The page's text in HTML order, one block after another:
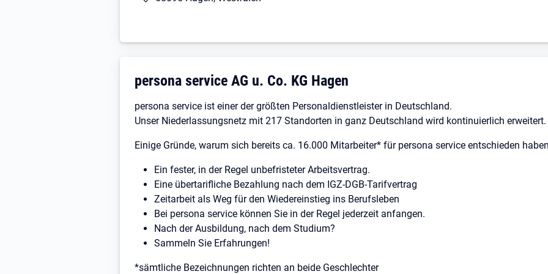
idealerweise hast du Erfahrung im Lackieren von Behältern oder in der industriellen
Teamfähigkeit und eine tatkräftige Arbeitsweise sprechen für dich
eine gültige Arbeitserlaubnis rundet dein Profil ab
Jetzt bewerben!
Ob Industrie, wie Chemie, Pharmazie, Elektro- oder Metallbau - überall werden Talente
unkompliziert durch und entdecke viele weitere Vorteile!
(*) Innerhalb unserer ausgeschriebenen Geschäftszeiten
Unternehmensdarstellung: persona service AG u. Co. KG Hagen
persona service AG u. Co. KG Hagen
persona service ist einer der größten Personaldienstleister in Deutschland.
Unser Niederlassungsnetz mit 217 Standorten in ganz Deutschland wird kontinuierlich erweitert.
Einige Gründe, warum sich bereits ca. 16.000 Mitarbeiter* für persona service entschieden
Ein fester, in der Regel unbefristeter Arbeitsvertrag.
Eine übertarifliche Bezahlung nach dem IGZ-DGB-Tarifvertrag
Zeitarbeit als Weg für den Wiedereinstieg ins Berufsleben
Bei persona service können Sie in der Regel jederzeit anfangen.
Nach der Ausbildung, nach dem Studium?
Sammeln Sie Erfahrungen!
*sämtliche Bezeichnungen richten an beide Geschlechter